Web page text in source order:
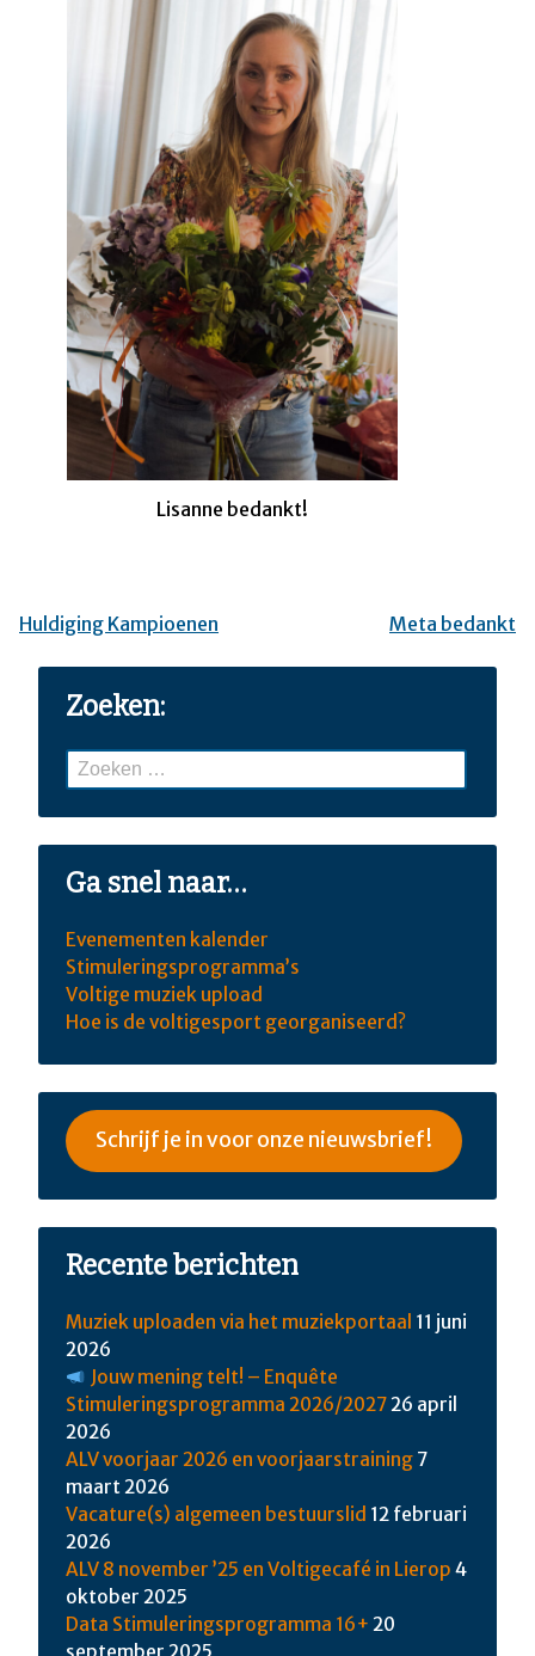
Lisanne bedankt!
Bericht
navigatie
Huldiging Kampioenen Meta bedankt
Zoeken:
Zoeken
naar:
Ga snel naar…
Evenementen kalender
Stimuleringsprogramma’s
Voltige muziek upload
Hoe is de voltigesport georganiseerd?
Schrijf je in voor onze nieuwsbrief!
Recente berichten
Muziek uploaden via het muziekportaal 11 juni
2026
Jouw mening telt! – Enquête
Stimuleringsprogramma 2026/202726 april
2026
ALV voorjaar 2026 en voorjaarstraining 7
maart 2026
Vacature(s) algemeen bestuurslid 12 februari
2026
ALV 8 november ’25 en Voltigecafé in Lierop 4
oktober 2025
Data Stimuleringsprogramma 16+ 20